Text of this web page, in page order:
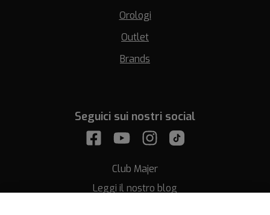
Orologi
Outlet
Brands
Seguici sui nostri social
Club Majer
Leggi il nostro blog